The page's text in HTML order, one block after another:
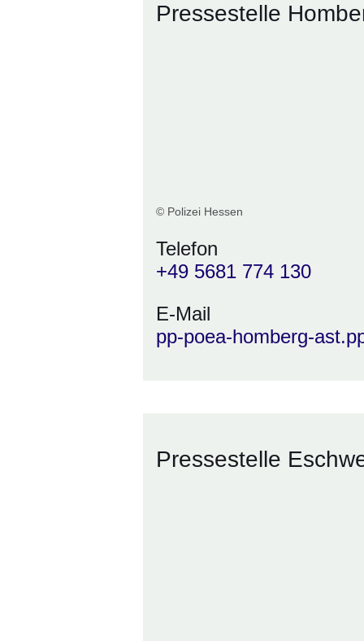
Pressestelle
© Polizei Hessen
Telefon
+49 5681 774 130
E-Mail
pp-poea-homberg-
Pressestelle